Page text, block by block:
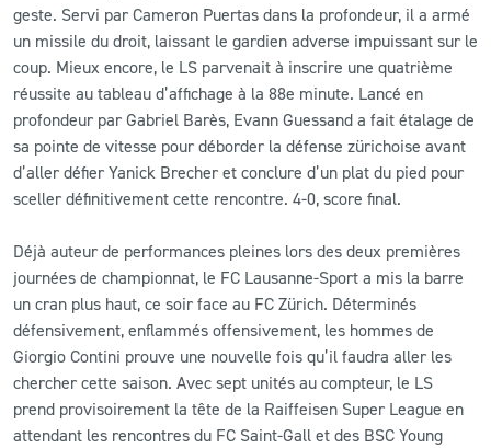
geste. Servi par Cameron Puertas dans la profondeur, il a armé
un missile du droit, laissant le gardien adverse impuissant sur le
coup. Mieux encore, le LS parvenait à inscrire une quatrième
réussite au tableau d’affichage à la 88e minute. Lancé en
profondeur par Gabriel Barès, Evann Guessand a fait étalage de
sa pointe de vitesse pour déborder la défense zürichoise avant
d’aller défier Yanick Brecher et conclure d’un plat du pied pour
sceller définitivement cette rencontre. 4-0, score final.
Déjà auteur de performances pleines lors des deux premières
journées de championnat, le FC Lausanne-Sport a mis la barre
un cran plus haut, ce soir face au FC Zürich. Déterminés
défensivement, enflammés offensivement, les hommes de
Giorgio Contini prouve une nouvelle fois qu’il faudra aller les
chercher cette saison. Avec sept unités au compteur, le LS
prend provisoirement la tête de la Raiffeisen Super League en
attendant les rencontres du FC Saint-Gall et des BSC Young